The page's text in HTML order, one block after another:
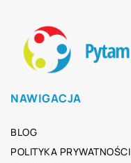
NAWIGACJA
BLOG
POLITYKA PRYWATNOŚCI